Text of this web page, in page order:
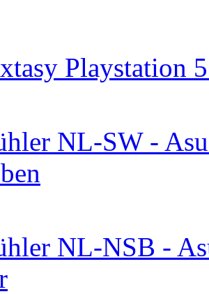
Playstation
NL-SW -
NL-NSB -